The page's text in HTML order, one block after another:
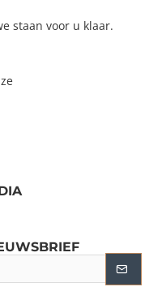
staan voor u klaar.